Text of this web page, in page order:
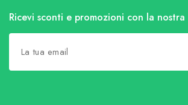
Ricevi sconti e promozioni con la